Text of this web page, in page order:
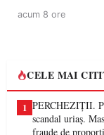
acum 8 ore
CELE MAI
1 PERCHEZIȚII.
scandal uriaș.
fraude de